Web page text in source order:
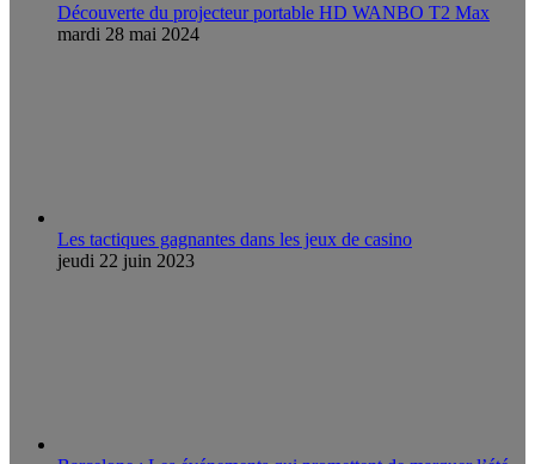
Découverte du projecteur portable HD WANBO T2 Max
mardi 28 mai 2024
Les tactiques gagnantes dans les jeux de casino
jeudi 22 juin 2023